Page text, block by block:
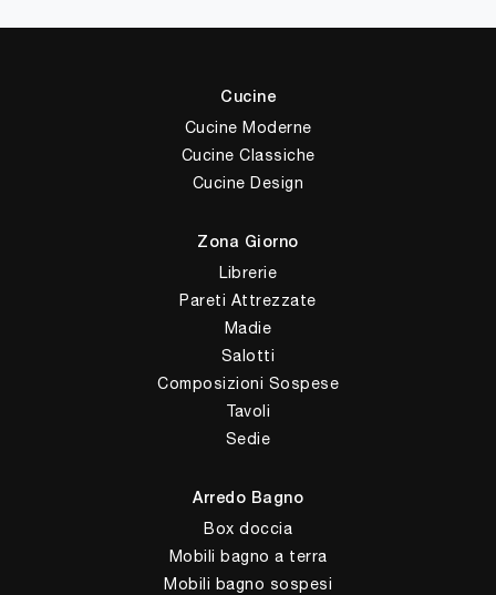
Cucine
Cucine Moderne
Cucine Classiche
Cucine Design
Zona Giorno
Librerie
Pareti Attrezzate
Madie
Salotti
Composizioni Sospese
Tavoli
Sedie
Arredo Bagno
Box doccia
Mobili bagno a terra
Mobili bagno sospesi